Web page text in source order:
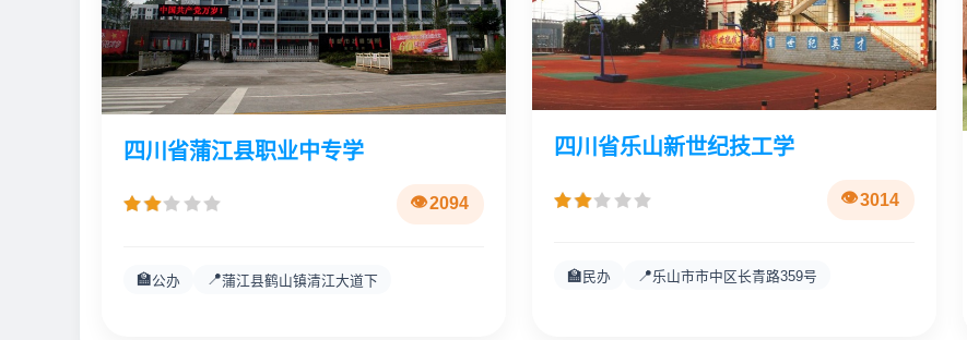
四川省蒲江县职业中专学
2094
🏫公办 📍蒲江县鹤山镇清江大道下
四川省乐山新世纪技工学
3014
🏫 民办 📍乐山市市中区长青路359号